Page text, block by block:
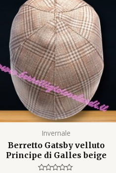
Invernale
Berretto Gatsby velluto
Principe di Galles beige